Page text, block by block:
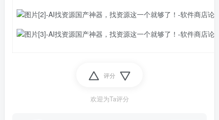
评分
欢迎为Ta评分